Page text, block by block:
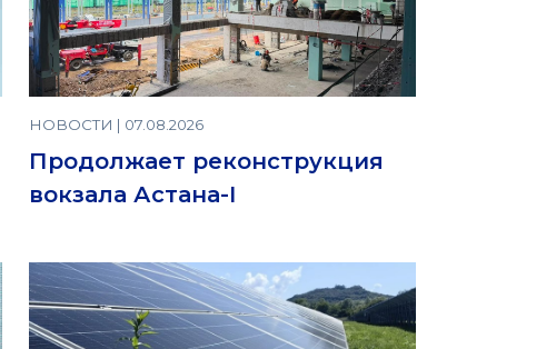
НОВОСТИ | 07.08.2026
Продолжает реконструкция
вокзала Астана-I